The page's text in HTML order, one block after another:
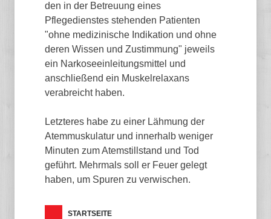
den in der Betreuung eines
Pflegedienstes stehenden Patienten
"ohne medizinische Indikation und ohne
deren Wissen und Zustimmung" jeweils
ein Narkoseeinleitungsmittel und
anschließend ein Muskelrelaxans
verabreicht haben.
Letzteres habe zu einer Lähmung der
Atemmuskulatur und innerhalb weniger
Minuten zum Atemstillstand und Tod
geführt. Mehrmals soll er Feuer gelegt
haben, um Spuren zu verwischen.
STARTSEITE